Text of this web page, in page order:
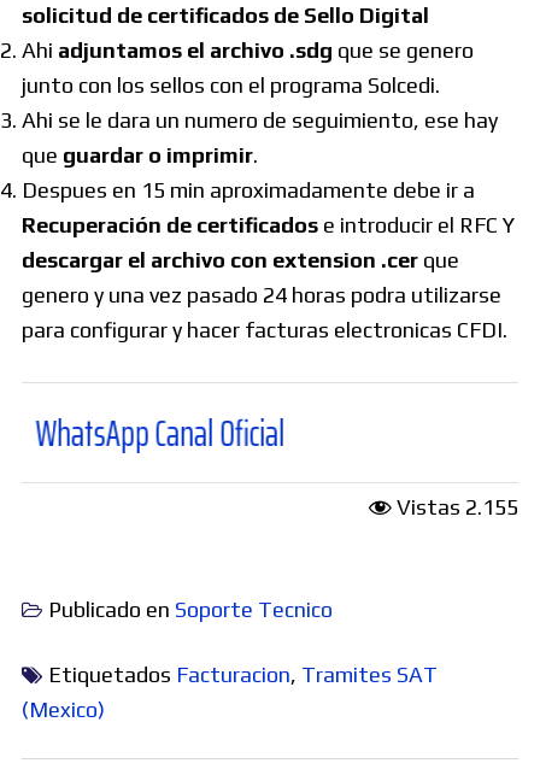
solicitud de certificados de Sello Digital
Ahi adjuntamos el archivo .sdg que se genero
junto con los sellos con el programa Solcedi.
Ahi se le dara un numero de seguimiento, ese hay
que guardar o imprimir.
Despues en 15 min aproximadamente debe ir a
Recuperación de certificados e introducir el RFC Y
descargar el archivo con extension .cer que
genero y una vez pasado 24 horas podra utilizarse
para configurar y hacer facturas electronicas CFDI.
Canal Oficial
Vistas 2.155
Publicado en Soporte Tecnico
Etiquetados Facturacion, Tramites SAT
(Mexico)